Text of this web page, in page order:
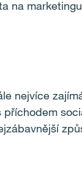
na
nejvíce